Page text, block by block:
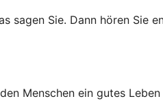
sagen Sie. Dann hören Sie
Menschen ein gutes